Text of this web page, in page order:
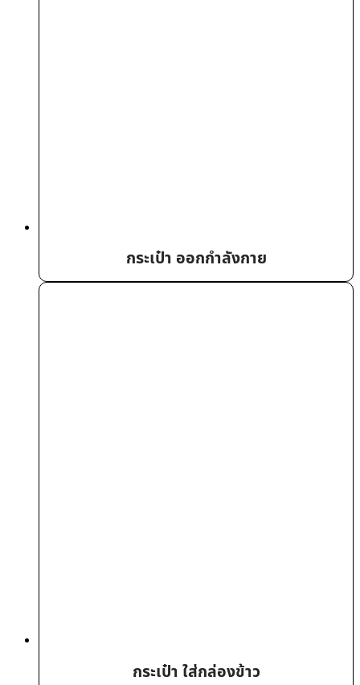
กระเป๋า ออกกำลังกาย
กระเป๋า ใส่กล่องข้าว